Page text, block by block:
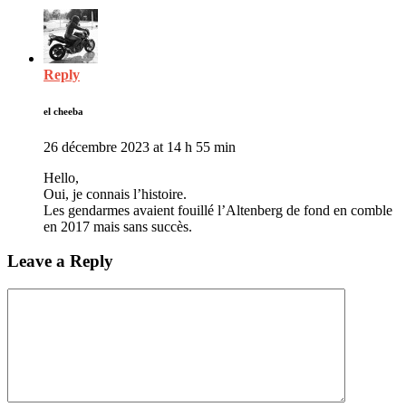
Reply
el cheeba
26 décembre 2023 at 14 h 55 min
Hello,
Oui, je connais l’histoire.
Les gendarmes avaient fouillé l’Altenberg de fond en comble
en 2017 mais sans succès.
Leave a Reply